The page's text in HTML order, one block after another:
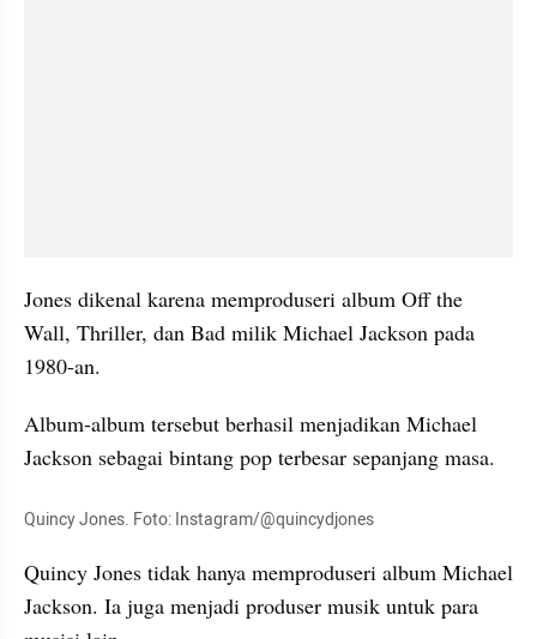
Jones dikenal karena memproduseri album Off the
Wall, Thriller, dan Bad milik Michael Jackson pada
1980-an.
Album-album tersebut berhasil menjadikan Michael
Jackson sebagai bintang pop terbesar sepanjang masa.
Quincy Jones. Foto: Instagram/@quincydjones
Quincy Jones tidak hanya memproduseri album Michael
Jackson. Ia juga menjadi produser musik untuk para